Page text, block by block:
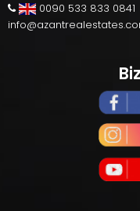
0090 533 833 0841